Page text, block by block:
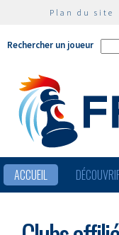
Plan du site
Rechercher un joueur
ACCUEIL